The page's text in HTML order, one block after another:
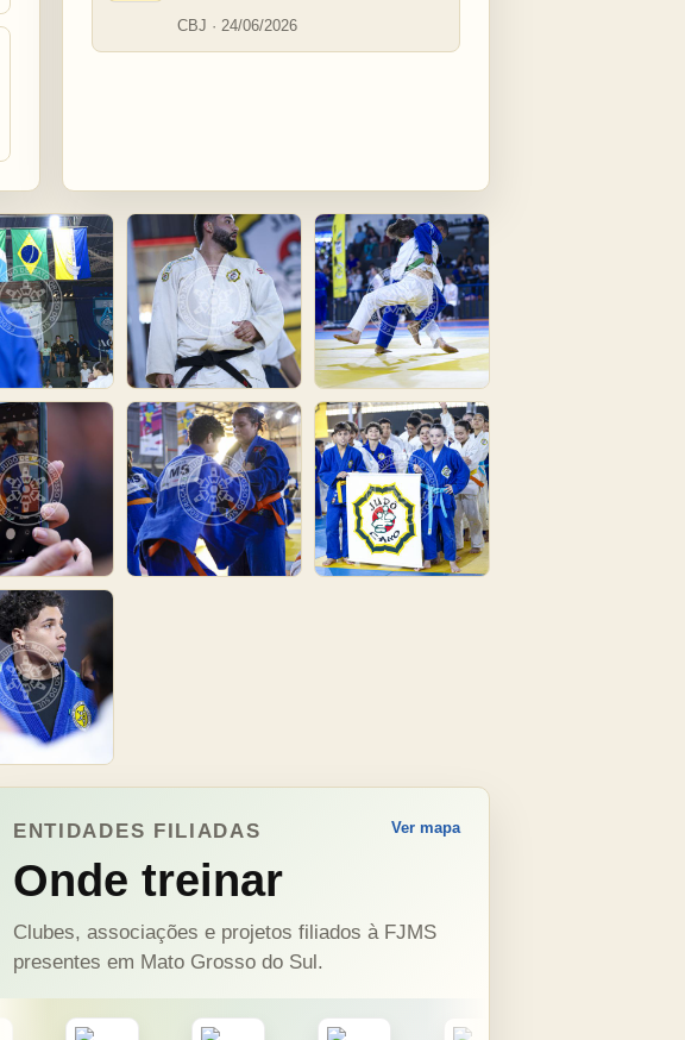
CBJ · 24/06/2026
ENTIDADES FILIADAS
Onde treinar
Ver mapa
Clubes, associações e projetos filiados à FJMS
presentes em Mato Grosso do Sul.